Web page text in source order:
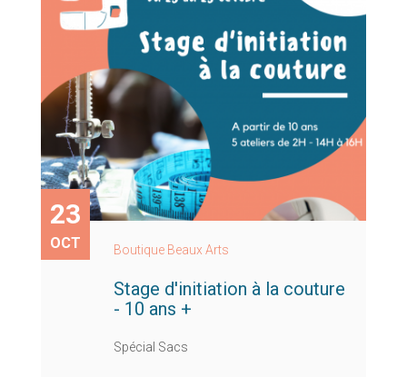
23
OCT Boutique Beaux Arts
Stage d'initiation à la couture
- 10 ans +
Spécial Sacs